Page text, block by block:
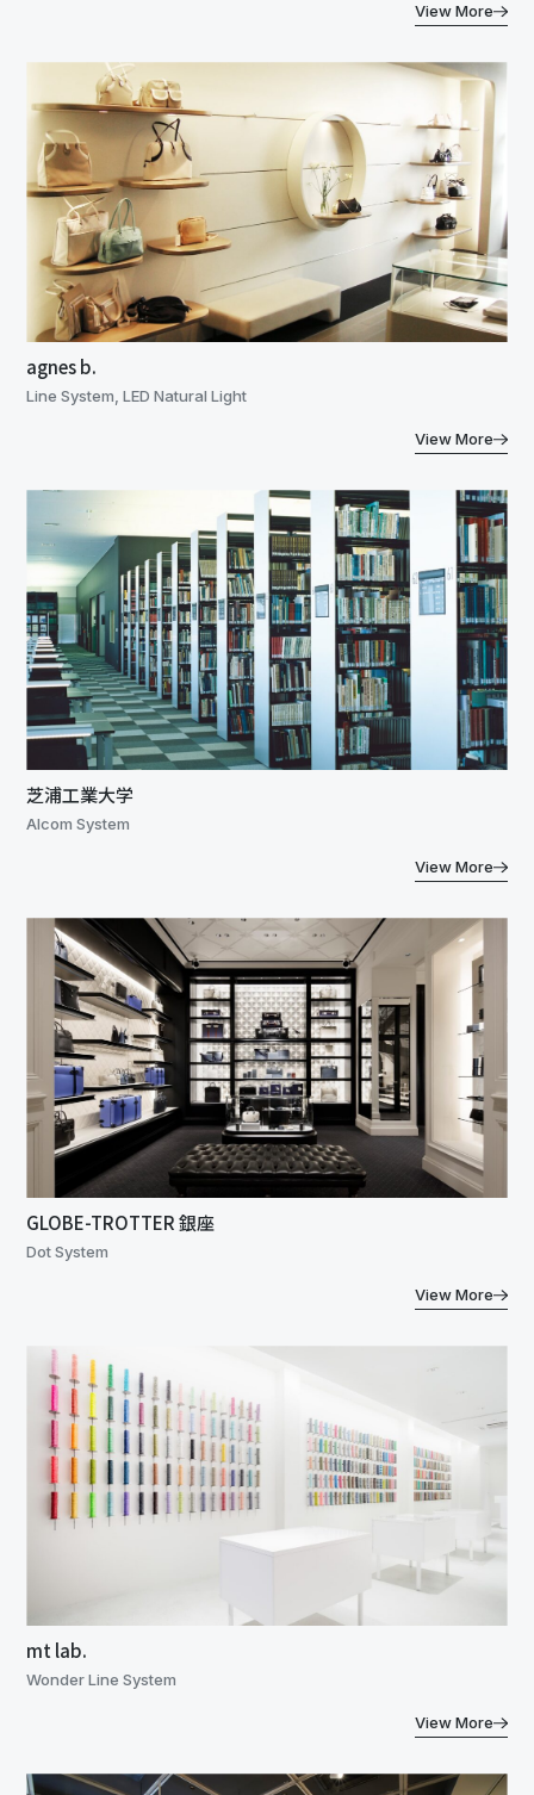
View More
agnes b.
Line System, LED Natural Light
View More
芝浦工業大学
Alcom System
View More
GLOBE-TROTTER 銀座
Dot System
View More
mt lab.
Wonder Line System
View More